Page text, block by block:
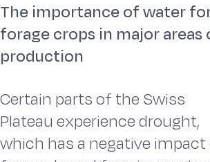
The importance of water
forage crops in major areas
production
Certain parts of the Swiss
Plateau experience drought,
which has a negative impact